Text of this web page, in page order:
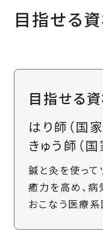
目指せる資
目指せる
はり師（国
きゅう師（国
鍼と灸を使っ
癒力を高め、
おこなう医療